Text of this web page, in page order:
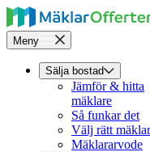
Meny
Sälja bostad
Jämför & hitta
mäklare
Så funkar det
Välj rätt
Mäklararvode